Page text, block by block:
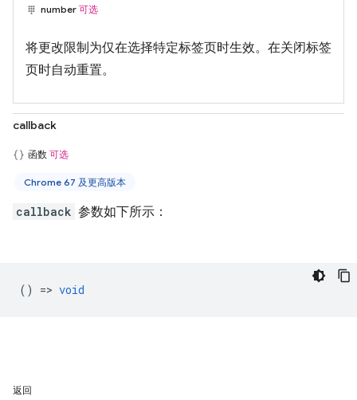
number 可选
将更改限制为仅在选择特定标签页时生效。在关闭标签
页时自动重置。
callback
函数 可选
Chrome 67 及更高版本
callback 参数如下所示：
() => void
返回